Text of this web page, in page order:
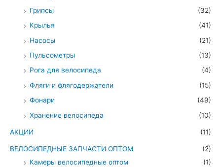
Грипсы
(32)
Крылья
(41)
Насосы
(21)
Пульсометры
(13)
Рога для велосипеда
(4)
Фляги и флягодержатели
(15)
Фонари
(49)
Хранение велосипеда
(10)
АКЦИИ (11)
ВЕЛОСИПЕДНЫЕ ЗАПЧАСТИ ОПТОМ
(2)
Камеры велосипедные оптом
(1)